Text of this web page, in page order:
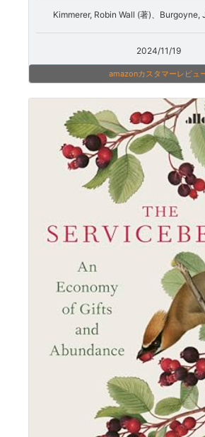
Kimmerer, Robin Wall (著)、Burgoyne,
2024/11/19
amazonカスタマーレビュ